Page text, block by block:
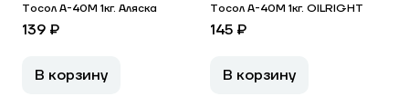
Тосол А-40М 1кг. Аляска
139 ₽
В корзину
Тосол А-40М 1кг. OILRIGHT
145 ₽
В корзину